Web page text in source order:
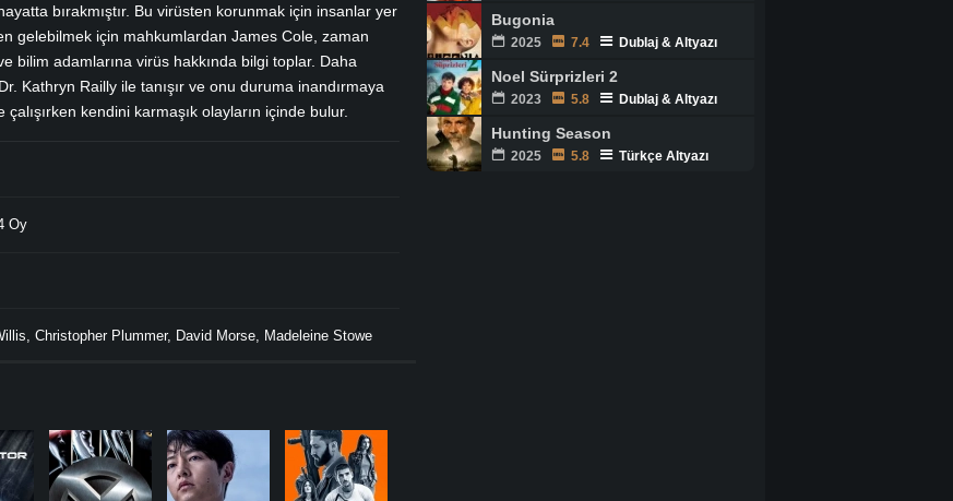
bırakmıştır. Bu virüsten korunmak için insanlar yer
gelebilmek için mahkumlardan James Cole, zaman
bilim adamlarına virüs hakkında bilgi toplar. Daha
Kathryn Railly ile tanışır ve onu duruma inandırmaya
çalışırken kendini karmaşık olayların içinde bulur.
Oy
Christopher Plummer, David Morse Madeleine Stowe
Bugonia
2025 7.4 Dublaj & Altyazı
Noel Sürprizleri 2
2023 5.8 Dublaj & Altyazı
Hunting Season
2025 5.8 Türkçe Altyazı